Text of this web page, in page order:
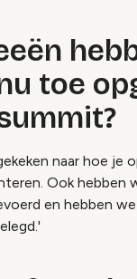
toe
naar hoe je
Ook hebben
en hebben